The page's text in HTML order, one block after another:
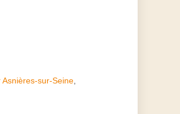
Asnières-sur-Seine